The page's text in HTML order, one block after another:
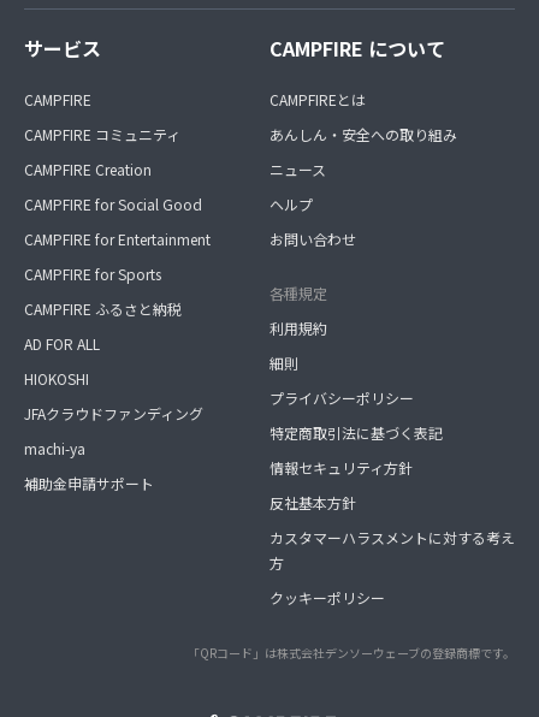
サービス
CAMPFIRE
CAMPFIRE コミュニティ
CAMPFIRE Creation
CAMPFIRE for Social Good
CAMPFIRE for Entertainment
CAMPFIRE for Sports
CAMPFIRE ふるさと納税
AD FOR ALL
HIOKOSHI
JFAクラウドファンディング
machi-ya
補助金申請サポート
CAMPFIRE について
CAMPFIREとは
あんしん・安全への取り組み
ニュース
ヘルプ
お問い合わせ
各種規定
利用規約
細則
プライバシーポリシー
特定商取引法に基づく表記
情報セキュリティ方針
反社基本方針
カスタマーハラスメントに対する考え
方
クッキーポリシー
「QRコード」は株式会社デンソーウェーブの登録商標です。